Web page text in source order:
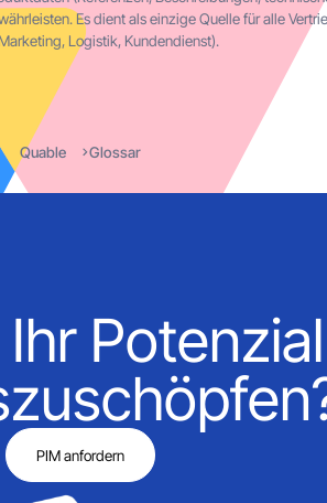
Es dient als einzige Quelle für alle
Logistik, Kundendienst).
Quable Glossar
Potenzial
PIM anfordern